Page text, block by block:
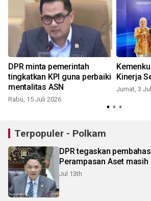
DPR minta pemerintah
tingkatkan KPI guna perbaiki
mentalitas ASN
Rabu, 15 Juli 2026
Kinerja
Jumat, 3
Terpopuler - Polkam
DPR tegaskan
Perampasan Aset
Jul 13th